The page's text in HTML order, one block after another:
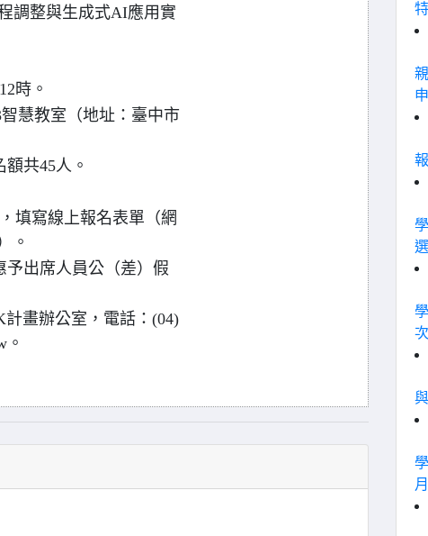
調整與生成式AI應用實
時。
慧教室（地址：臺中市
共45人。
填寫線上報名表單（網
。
予出席人員公（差）假
畫辦公室，電話：(04)